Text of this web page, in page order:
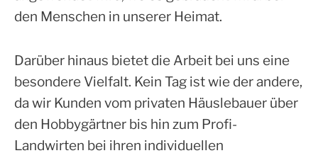
den Menschen in unserer Heimat.
Darüber hinaus bietet die Arbeit bei uns eine
besondere Vielfalt. Kein Tag ist wie der andere,
da wir Kunden vom privaten Häuslebauer über
den Hobbygärtner bis hin zum Profi-
Landwirten bei ihren individuellen